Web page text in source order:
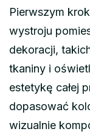
Pierwszym
wystroju
dekoracji,
tkaniny i
estetykę całej
dopasować
wizualnie